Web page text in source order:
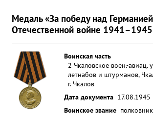
Медаль «За победу над
Отечественной войне 1941–1945
Воинская часть
2 Чкаловское воен.-авиац.
летнабов и штурманов,
г. Чкалов
Дата документа 17.08.1945
Воинское звание полковник